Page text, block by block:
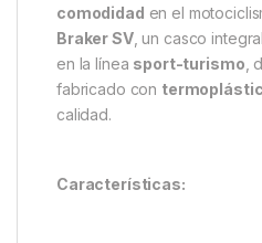
comodidad en el
Braker SV, un casco
en la línea sport-turismo ,
fabricado con
calidad.
Características: